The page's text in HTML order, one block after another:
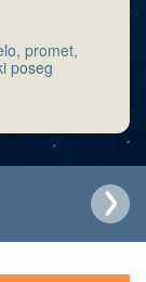
promet,
poseg